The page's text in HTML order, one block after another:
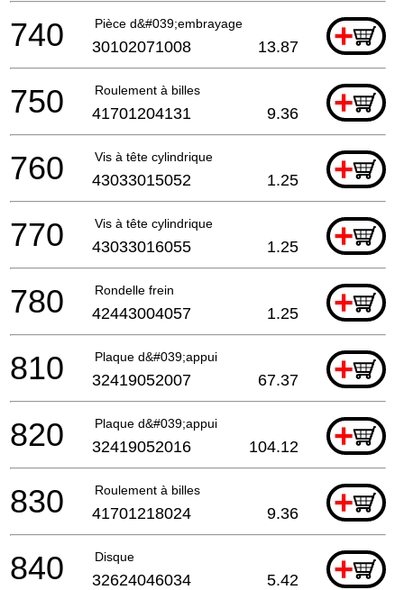
Pièce d&#039;embrayage +
740 30102071008 13.87
Roulement à billes +
750 41701204131 9.36
Vis à tête cylindrique +
760 43033015052 1.25
Vis à tête cylindrique +
770 43033016055 1.25
Rondelle frein +
780 42443004057 1.25
Plaque d&#039;appui +
810 32419052007 67.37
Plaque d&#039;appui +
820 32419052016 104.12
Roulement à billes +
830 41701218024 9.36
Disque +
840 32624046034 5.42